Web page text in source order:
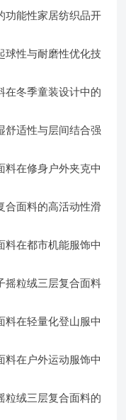
功能性家居纺织品开
球性与耐磨性优化技
在冬季童装设计中的
舒适性与层间结合强
料在修身户外夹克中
合面料的高活动性滑
料在都市机能服饰中
摇粒绒三层复合面料
料在轻量化登山服中
料在户外运动服饰中
粒绒三层复合面料的